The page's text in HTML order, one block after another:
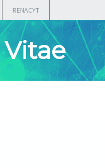
RENACYT
Vitae